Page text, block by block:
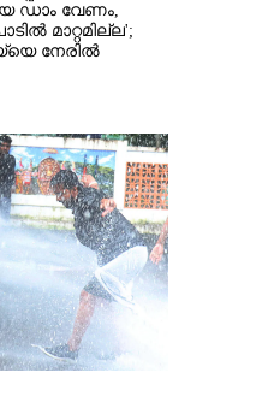
ഡാം വേണം,
മാറ്റമില്ല';
നേരിൽ